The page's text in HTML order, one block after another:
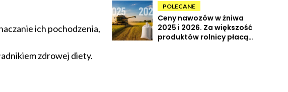
ich pochodzenia,
zdrowej diety.
POLECANE
Ceny nawozów w żniwa
2025 i 2026. Za większość
produktów rolnicy płacą